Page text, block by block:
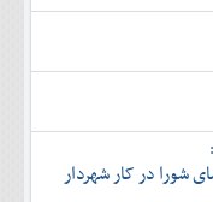
شورا در کار شهردار